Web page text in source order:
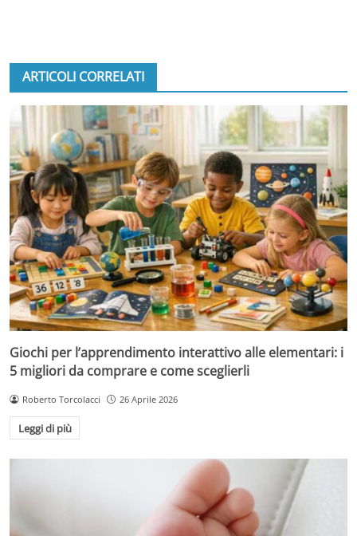
ARTICOLI CORRELATI
Giochi per l’apprendimento interattivo alle elementari: i
5 migliori da comprare e come sceglierli
Roberto Torcolacci 26 Aprile 2026
Leggi di più